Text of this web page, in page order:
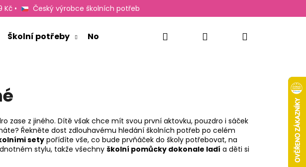
• Český výrobce školních potřeb
Školní potřeby Novinky OxyladyHledat PřihlášeníNákupní
zase z jiného. Dítě však chce mít svou první aktovku, pouzdro i sáček
Řekněte dost zdlouhavému hledání školních potřeb po celém
sety pořídíte vše, co bude prvňáček do školy potřebovat, na
stylu, takže všechnyškolní pomůcky dokonale ladí a děti si
HLEDAT